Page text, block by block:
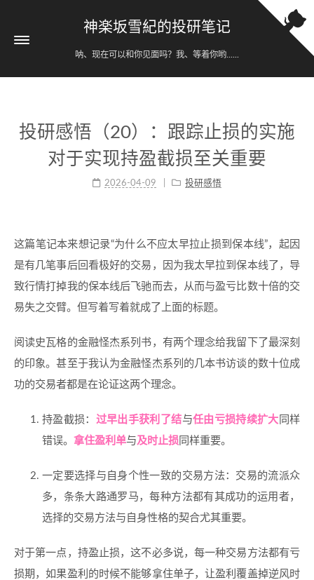
神楽坂雪紀的投研笔记
呐、现在可以和你见面吗？我、等着你哟......
投研感悟（20）：跟踪止损的实施
对于实现持盈截损至关重要
2026-04-09 投研感悟
这篇笔记本来想记录“为什么不应太早拉止损到保本线”，起因
是有几笔事后回看极好的交易，因为我太早拉到保本线了，导
致行情打掉我的保本线后飞驰而去，从而与盈亏比数十倍的交
易失之交臂。但写着写着就成了上面的标题。
阅读史瓦格的金融怪杰系列书，有两个理念给我留下了最深刻
的印象。甚至于我认为金融怪杰系列的几本书访谈的数十位成
功的交易者都是在论证这两个理念。
持盈截损： 过早出手获利了结与任由亏损持续扩大 同样
错误。 拿住盈利单与及时止损 同样重要。
一定要选择与自身个性一致的交易方法：交易的流派众
多，条条大路通罗马，每种方法都有其成功的运用者，
选择的交易方法与自身性格的契合尤其重要。
对于第一点，持盈止损，这不必多说，每一种交易方法都有亏
损期，如果盈利的时候不能够拿住单子，让盈利覆盖掉逆风时